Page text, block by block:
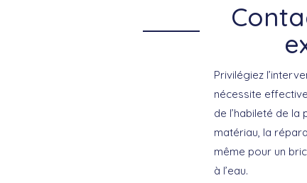
Privilégiez
nécessite
de l’habileté de la
matériau, la
même pour un
à l’eau.